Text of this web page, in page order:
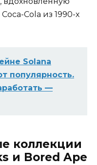
Cola из 1990-х
Solana
популярность.
—
коллекции
и Bored Ape